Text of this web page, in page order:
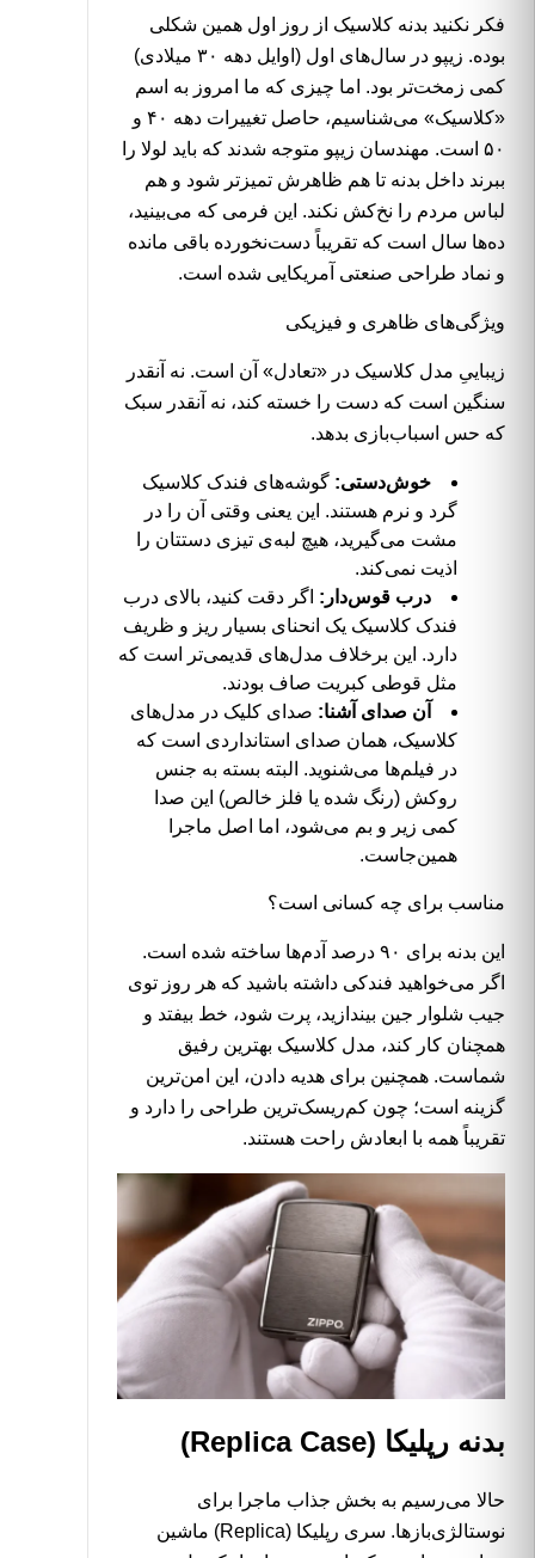
فکر نکنید بدنه کلاسیک از روز اول همین شکلی
بوده. زیپو در سال‌های اول (اوایل دهه ۳۰ میلادی)
کمی زمخت‌تر بود. اما چیزی که ما امروز به اسم
«کلاسیک» می‌شناسیم، حاصل تغییرات دهه ۴۰ و
۵۰ است. مهندسان زیپو متوجه شدند که باید لولا را
ببرند داخل بدنه تا هم ظاهرش تمیزتر شود و هم
لباس مردم را نخ‌کش نکند. این فرمی که می‌بینید،
ده‌ها سال است که تقریباً دست‌نخورده باقی مانده
و نماد طراحی صنعتی آمریکایی شده است.
ویژگی‌های ظاهری و فیزیکی
زیباییِ مدل کلاسیک در «تعادل» آن است. نه آنقدر
سنگین است که دست را خسته کند، نه آنقدر سبک
که حس اسباب‌بازی بدهد.
خوش‌دستی: گوشه‌های فندک کلاسیک
گرد و نرم هستند. این یعنی وقتی آن را در
مشت می‌گیرید، هیچ لبه‌ی تیزی دستتان را
اذیت نمی‌کند.
درب قوس‌دار: اگر دقت کنید، بالای درب
فندک کلاسیک یک انحنای بسیار ریز و ظریف
دارد. این برخلاف مدل‌های قدیمی‌تر است که
مثل قوطی کبریت صاف بودند.
آن صدای آشنا: صدای کلیک در مدل‌های
کلاسیک، همان صدای استانداردی است که
در فیلم‌ها می‌شنوید. البته بسته به جنس
روکش (رنگ شده یا فلز خالص) این صدا
کمی زیر و بم می‌شود، اما اصل ماجرا
همین‌جاست.
مناسب برای چه کسانی است؟
این بدنه برای ۹۰ درصد آدم‌ها ساخته شده است.
اگر می‌خواهید فندکی داشته باشید که هر روز توی
جیب شلوار جین بیندازید، پرت شود، خط بیفتد و
همچنان کار کند، مدل کلاسیک بهترین رفیق
شماست. همچنین برای هدیه دادن، این امن‌ترین
گزینه است؛ چون کم‌ریسک‌ترین طراحی را دارد و
تقریباً همه با ابعادش راحت هستند.
بدنه رپلیکا (Replica Case)
حالا می‌رسیم به بخش جذاب ماجرا برای
نوستالژی‌بازها. سری رپلیکا (Replica) ماشین